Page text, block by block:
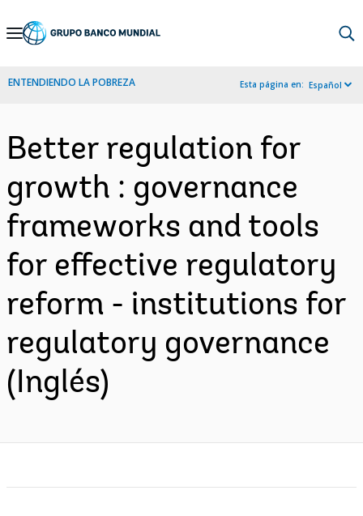
Skip
Navigation
ENTENDIENDO LA POBREZA Esta página en: Español
Better regulation for
growth : governance
frameworks and tools
for effective regulatory
reform - institutions for
regulatory governance
(Inglés)